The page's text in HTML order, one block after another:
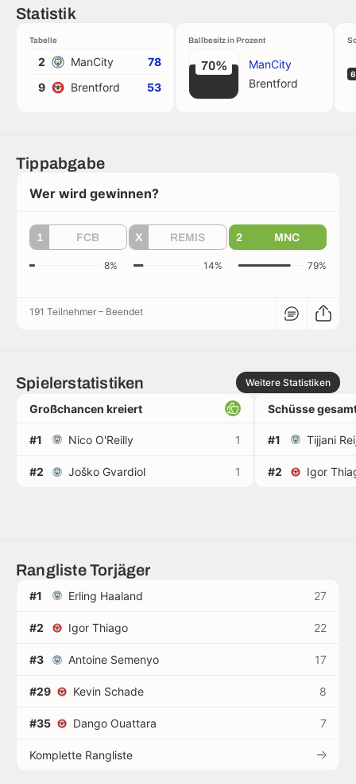
Statistik
Tabelle
2 ManCity
78
9
Brentford 53
Ballbesitz in Prozent
70%
ManCity
Brentford
6
Tippabgabe
Wer wird gewinnen?
1 FCB X REMIS 2 MNC
8% 14% 79%
191 Teilnehmer – Beendet
Spielerstatistiken Weitere Statistiken
Großchancen kreiert
#1 Nico O'Reilly 1
#2 Joško Gvardiol 1
Schüsse
#1 Tijjani
#2 Igor
Rangliste Torjäger
#1 Erling Haaland 27
#2 Igor Thiago 22
#3 Antoine Semenyo 17
#29 Kevin Schade 8
#35 Dango Ouattara 7
Komplette Rangliste